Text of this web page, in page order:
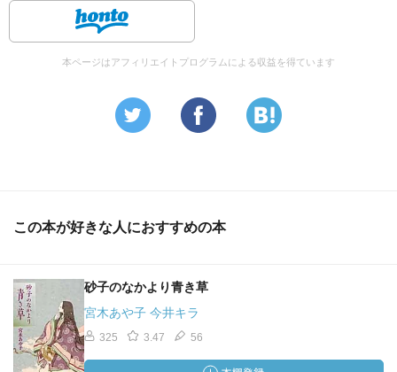
本ページはアフィリエイトプログラムによる収益を得ています
この本が好きな人におすすめの本
砂子のなかより青き草
宮木あや子 今井キラ
325 3.47 56